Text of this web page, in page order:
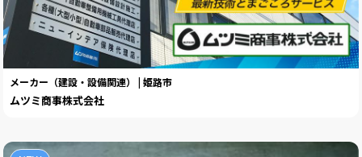
メーカー（建設・設備関連） | 姫路市
ムツミ商事株式会社